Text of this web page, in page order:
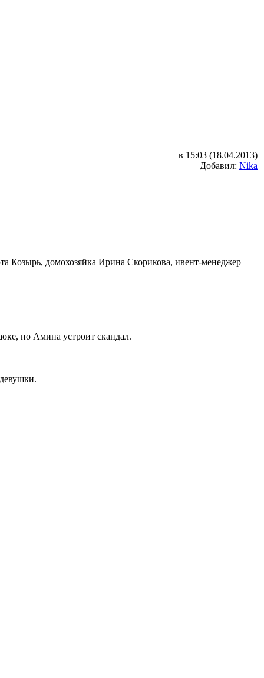
в 15:03 (18.04.2013)
Добавил: Nika
Козырь, домохозяйка Ирина Скорикова, ивент-менеджер
но Амина устроит скандал.